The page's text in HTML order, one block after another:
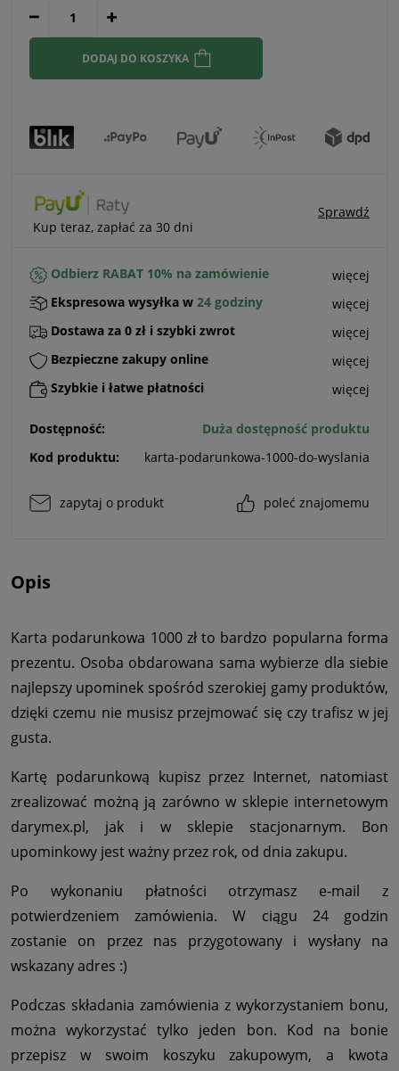
DODAJ DO KOSZYKA
Kup teraz, zapłać za 30 dni
Sprawdź
Odbierz RABAT 10% na zamówienie
więcej
Ekspresowa wysyłka w 24 godziny
więcej
Dostawa za 0 zł i szybki zwrot
więcej
Bezpieczne zakupy online
więcej
Szybkie i łatwe płatności
więcej
Dostępność:
Duża dostępność produktu
Kod produktu:
karta-podarunkowa-1000-do-wyslania
zapytaj o produkt poleć znajomemu
Opis
Karta podarunkowa 1000 zł to bardzo popularna forma
prezentu. Osoba obdarowana sama wybierze dla siebie
najlepszy upominek spośród szerokiej gamy produktów,
dzięki czemu nie musisz przejmować się czy trafisz w jej
gusta.
Kartę podarunkową kupisz przez Internet, natomiast
zrealizować możną ją zarówno w sklepie internetowym
darymex.pl, jak i w sklepie stacjonarnym. Bon
upominkowy jest ważny przez rok, od dnia zakupu.
Po wykonaniu płatności otrzymasz e-mail z
potwierdzeniem zamówienia. W ciągu 24 godzin
zostanie on przez nas przygotowany i wysłany na
wskazany adres :)
Podczas składania zamówienia z wykorzystaniem bonu,
można wykorzystać tylko jeden bon. Kod na bonie
przepisz w swoim koszyku zakupowym, a kwota